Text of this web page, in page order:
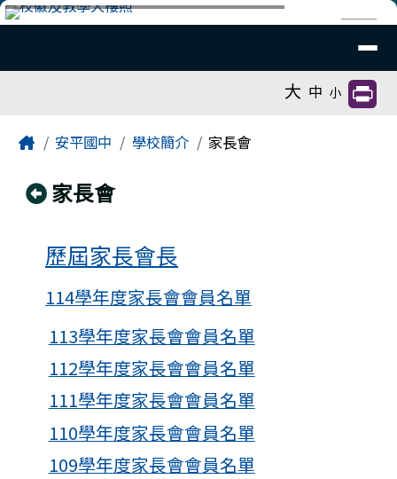
跳至主內容區
臺南市安平國中全球資訊網
大 中 小
Home安平國中 學校簡介 家長會
回上頁
家長會
歷屆家長會長
114學年度家長會會員名單
113學年度家長會會員名單
112學年度家長會會員名單
111學年度家長會會員名單
110學年度家長會會員名單
109學年度家長會會員名單